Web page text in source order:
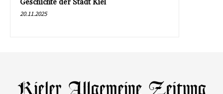
Geschichte der Stadt Kiel
20.11.2025